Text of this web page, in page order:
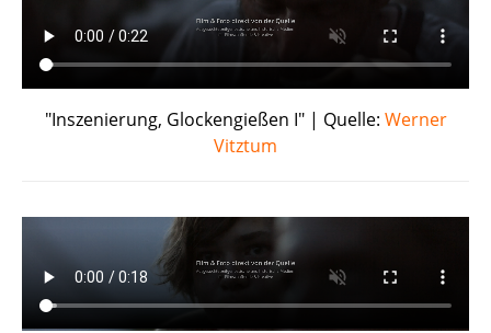
"Inszenierung, Glockengießen I" | Quelle: Werner
Vitztum